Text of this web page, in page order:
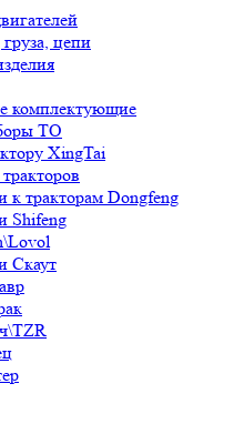
цепи
комплектующие
ТО
XingTai
к тракторам Dongfeng
Shifeng
Скаут